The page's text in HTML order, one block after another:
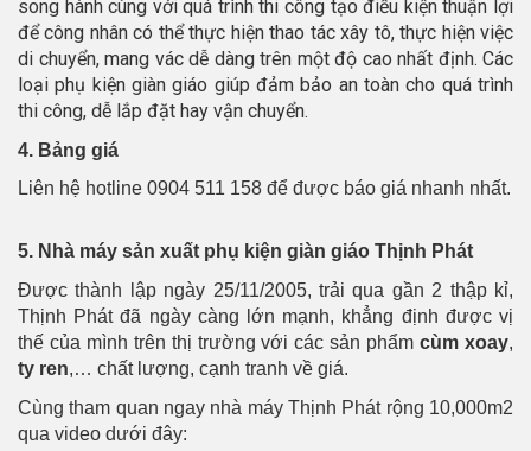
song hành cùng với quá trình thi công tạo điều kiện thuận lợi
để công nhân có thể thực hiện thao tác xây tô, thực hiện việc
di chuyển, mang vác dễ dàng trên một độ cao nhất định. Các
loại phụ kiện giàn giáo giúp đảm bảo an toàn cho quá trình
thi công, dễ lắp đặt hay vận chuyển.
4. Bảng giá
Liên hệ hotline 0904 511 158 để được báo giá nhanh nhất.
5. Nhà máy sản xuất phụ kiện giàn giáo Thịnh Phát
Được thành lập ngày 25/11/2005, trải qua gần 2 thập kỉ,
Thịnh Phát đã ngày càng lớn mạnh, khẳng định được vị
thế của mình trên thị trường với các sản phẩmcùm xoay,
ty ren,… chất lượng, cạnh tranh về giá.
Cùng tham quan ngay nhà máy Thịnh Phát rộng 10,000m2
qua video dưới đây: